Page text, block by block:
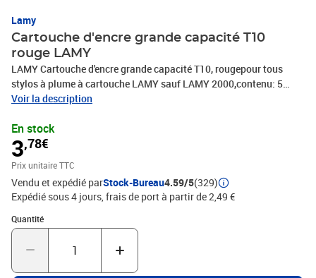
Lamy
Cartouche d'encre grande capacité T10
rouge LAMY
LAMY Cartouche d'encre grande capacité T10, rougepour tous
stylos à plume à cartouche LAMY sauf LAMY 2000,contenu: 5
cartouches(1229623 / 1202076)Cartouche d''encre grande
cartouche LAMY sauf LAMY 2000 • l''encre bleue est effaçable •
vendu uniquement au conditionnement
Voir la description
En stock
3,78€
Prix unitaire TTC
Vendu et expédié parStock-Bureau4.59/5(329)
Expédié sous 4 jours, frais de port à partir de 2,49 €
Quantité
Quantité : 1